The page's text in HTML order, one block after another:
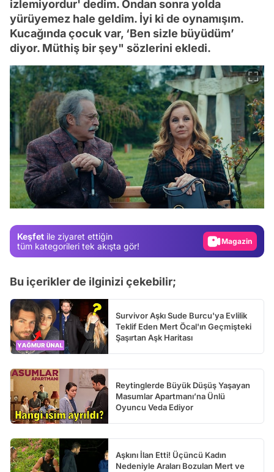
izlemiyordur' dedim. Ondan sonra yolda
yürüyemez hale geldim. İyi ki de oynamışım.
Kucağında çocuk var, ‘Ben sizle büyüdüm’
diyor. Müthiş bir şey" sözlerini ekledi.
Keşfet ile ziyaret ettiğin
tüm kategorileri tek akışta gör!
Video
Test
Gündem
Video
Bu içerikler de ilginizi çekebilir;
Survivor Aşkı Sude Burcu'ya Evlilik
Teklif Eden Mert Öcal'ın Geçmişteki
Şaşırtan Aşk Haritası
Reytinglerde Büyük Düşüş Yaşayan
Masumlar Apartmanı’na Ünlü
Oyuncu Veda Ediyor
Aşkını İlan Etti! Üçüncü Kadın
Nedeniyle Araları Bozulan Mert ve